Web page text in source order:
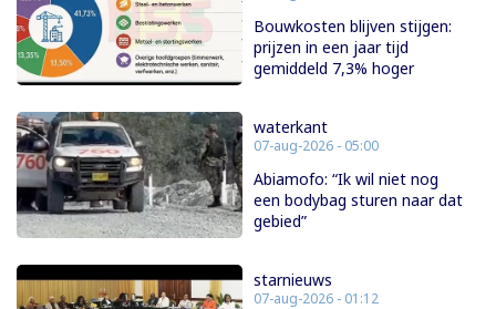
Bouwkosten blijven stijgen:
prijzen in een jaar tijd
gemiddeld 7,3% hoger
waterkant
07-aug-2026 - 05:00
Abiamofo: “Ik wil niet nog
een bodybag sturen naar dat
gebied”
starnieuws
07-aug-2026 - 01:12